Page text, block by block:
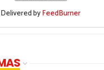
Delivered byFeedBurner